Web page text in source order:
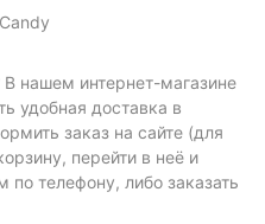
Candy
нашем интернет-магазине
удобная доставка в
заказ на сайте (для
перейти в неё и
по телефону, либо заказать